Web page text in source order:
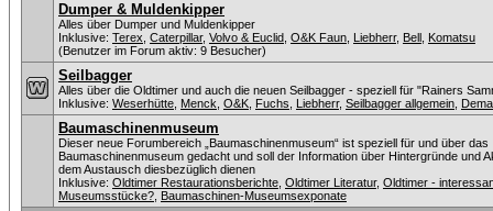
Dumper & Muldenkipper
Alles über Dumper und Muldenkipper
Inklusive: Terex Caterpillar, Volvo & Euclid O&K Faun Liebherr, Bell Komatsu
(Benutzer im Forum aktiv: 9 Besucher)
Seilbagger
Alles über die Oldtimer und auch die neuen Seilbagger - speziell für "Rainers
Inklusive: Weserhütte Menck O&K Fuchs Liebherr, Seilbagger allgemein
Baumaschinenmuseum
Dieser neue Forumbereich „Baumaschinenmuseum“ ist speziell für und über das
Baumaschinenmuseum gedacht und soll der Information über Hintergründe und
dem Austausch diesbezüglich dienen
Inklusive: Oldtimer Restaurationsberichte Oldtimer Literatur, Oldtimer -
Museumsstücke? Baumaschinen-Museumsexponate